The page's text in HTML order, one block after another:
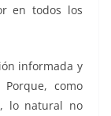
en todos los
informada y
como
lo natural no